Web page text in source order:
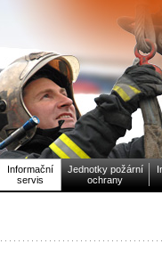
Informační
servis
Jednotky požární
ochrany